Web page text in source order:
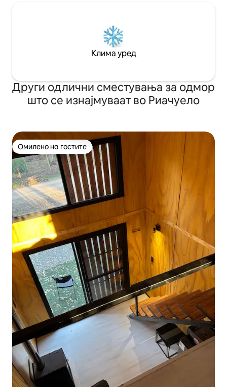
Клима уред
Други одлични сместувања за одмор
што се изнајмуваат во Риачуелo
Омилено на гостите
Омилено на гостите